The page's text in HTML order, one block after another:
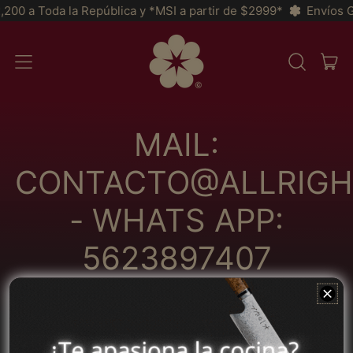
a Toda la República y *MSI a partir de $2999* Envíos
MENÚ
BUSCAR
MAIL:
- WHATS APP:
5623897407